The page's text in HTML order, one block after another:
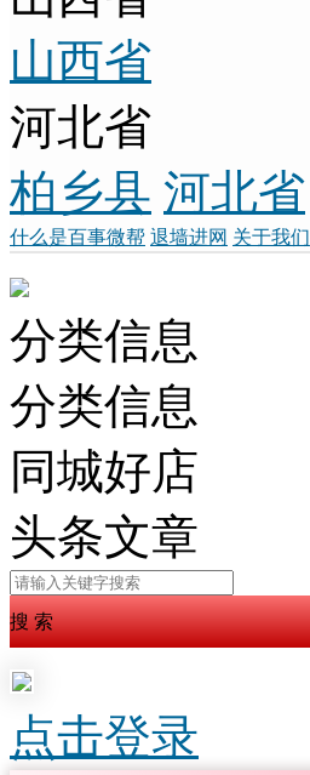
山西省
河北省
柏乡县 河北省
什么是百事微帮 退墙进网 关于我们
分类信息
分类信息
同城好店
头条文章
搜 索
点击登录